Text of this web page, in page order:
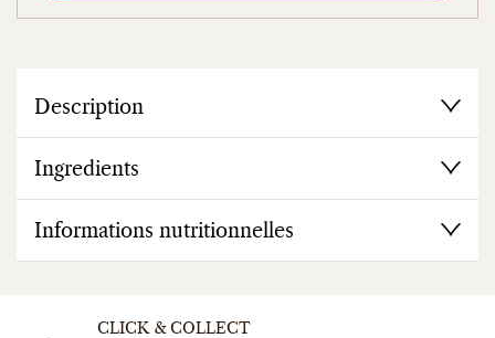
Description
Ingredients
Informations nutritionnelles
CLICK & COLLECT